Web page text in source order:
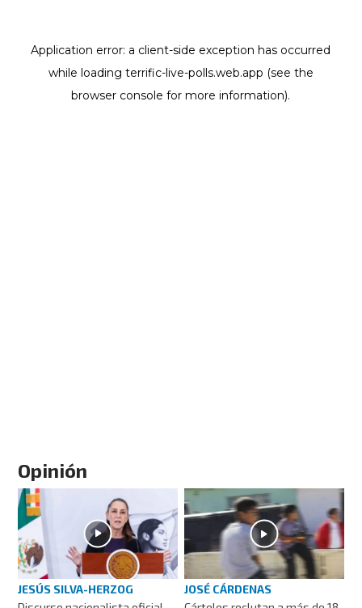
Opinión
JESÚS SILVA-HERZOG
JOSÉ CÁRDENAS